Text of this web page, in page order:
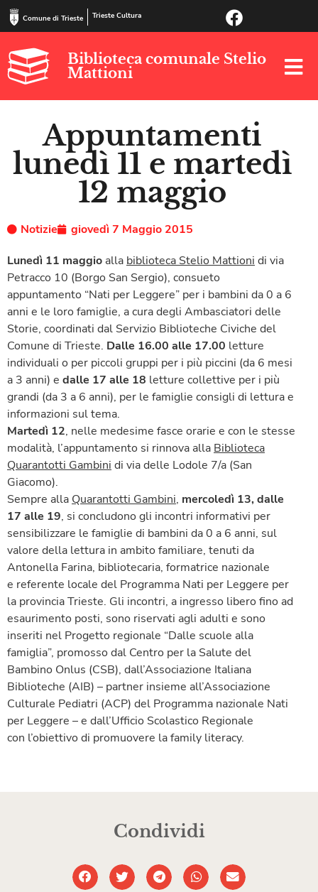
Comune di Trieste Trieste Cultura
Biblioteca comunale Stelio
Mattioni
Appuntamenti
lunedì 11 e martedì
12 maggio
Notizie
giovedì 7 Maggio 2015
Lunedì 11 maggio alla biblioteca Stelio Mattioni di via
Petracco 10 (Borgo San Sergio), consueto
appuntamento “Nati per Leggere” per i bambini da 0 a 6
anni e le loro famiglie, a cura degli Ambasciatori delle
Storie, coordinati dal Servizio Biblioteche Civiche del
Comune di Trieste. Dalle 16.00 alle 17.00 letture
individuali o per piccoli gruppi per i più piccini (da 6 mesi
a 3 anni) e dalle 17 alle 18 letture collettive per i più
grandi (da 3 a 6 anni), per le famiglie consigli di lettura e
informazioni sul tema.
Martedì 12, nelle medesime fasce orarie e con le stesse
modalità, l’appuntamento si rinnova alla Biblioteca
Quarantotti Gambini di via delle Lodole 7/a (San
Giacomo).
Sempre alla Quarantotti Gambini, mercoledì 13, dalle
17 alle 19, si concludono gli incontri informativi per
sensibilizzare le famiglie di bambini da 0 a 6 anni, sul
valore della lettura in ambito familiare, tenuti da
Antonella Farina, bibliotecaria, formatrice nazionale
e referente locale del Programma Nati per Leggere per
la provincia Trieste. Gli incontri, a ingresso libero fino ad
esaurimento posti, sono riservati agli adulti e sono
inseriti nel Progetto regionale “Dalle scuole alla
famiglia”, promosso dal Centro per la Salute del
Bambino Onlus (CSB), dall’Associazione Italiana
Biblioteche (AIB) – partner insieme all’Associazione
Culturale Pediatri (ACP) del Programma nazionale Nati
per Leggere – e dall’Ufficio Scolastico Regionale
con l’obiettivo di promuovere la family literacy.
Condividi